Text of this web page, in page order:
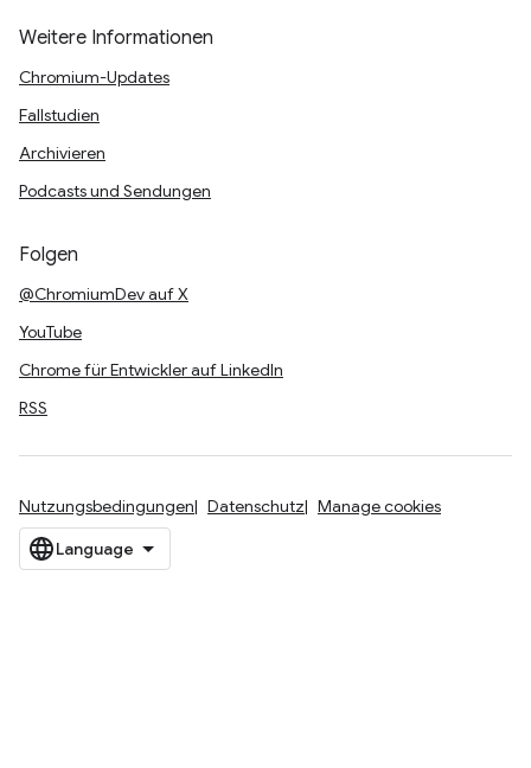
Weitere Informationen
Chromium-Updates
Fallstudien
Archivieren
Podcasts und Sendungen
Folgen
@ChromiumDev auf X
YouTube
Chrome für Entwickler auf LinkedIn
RSS
Nutzungsbedingungen Datenschutz Manage cookies